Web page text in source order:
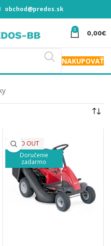
obchod@predos.sk
0 0,00€
NAKUPOVAŤ
SOLD OUT
Doručenie
zadarmo